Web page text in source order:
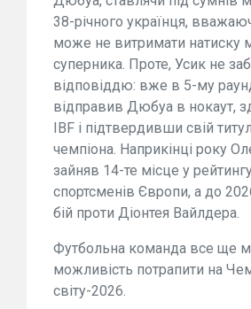
38-річного українця,
може не витримати натиску
суперника. Проте, Усик не
відповіддю: вже в 5-му
відправив Дюбуа в нокаут,
IBF і підтвердивши свій
чемпіона. Наприкінці року
зайняв 14-те місце у
спортсменів Європи, а до
бій проти Діонтея Вайлдера.
Футбольна команда все ще
можливість потрапити на
світу-2026.